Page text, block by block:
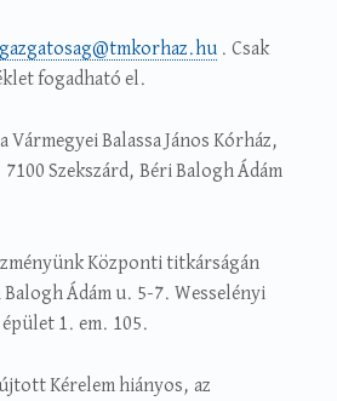
. Csak
fogadható el.
Vármegyei Balassa János Kórház,
Szekszárd, Béri Balogh Ádám
Központi titkárságán
Balogh Ádám u. 5-7. Wesselényi
1. em. 105.
Kérelem hiányos, az